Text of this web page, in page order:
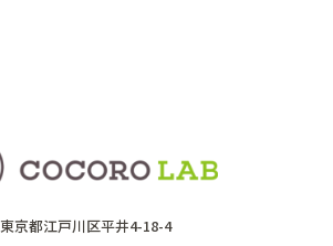
東京都江戸川区平井4-18-4